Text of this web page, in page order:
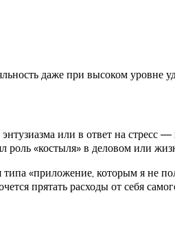
даже при высоком уровне
или в ответ на стресс
роль «костыля» в деловом или
«приложение, которым я не
прятать расходы от себя